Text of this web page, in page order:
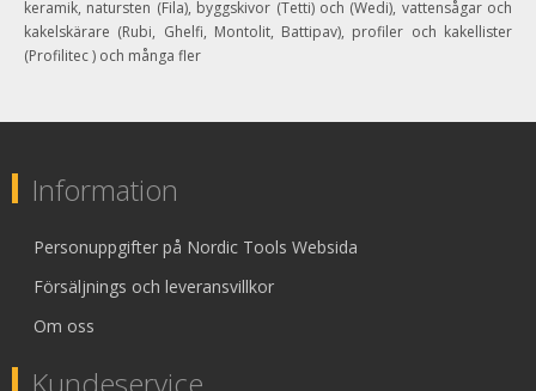
keramik, natursten (Fila), byggskivor (Tetti) och (Wedi), vattensågar och
kakelskärare (Rubi, Ghelfi, Montolit, Battipav), profiler och kakellister
(Profilitec ) och många fler
Information
Personuppgifter på Nordic Tools Websida
Försäljnings och leveransvillkor
Om oss
Kundeservice